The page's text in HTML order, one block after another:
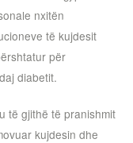
nxitën
të kujdesit
për
diabetit.
të gjithë të pranishmit
kujdesin dhe